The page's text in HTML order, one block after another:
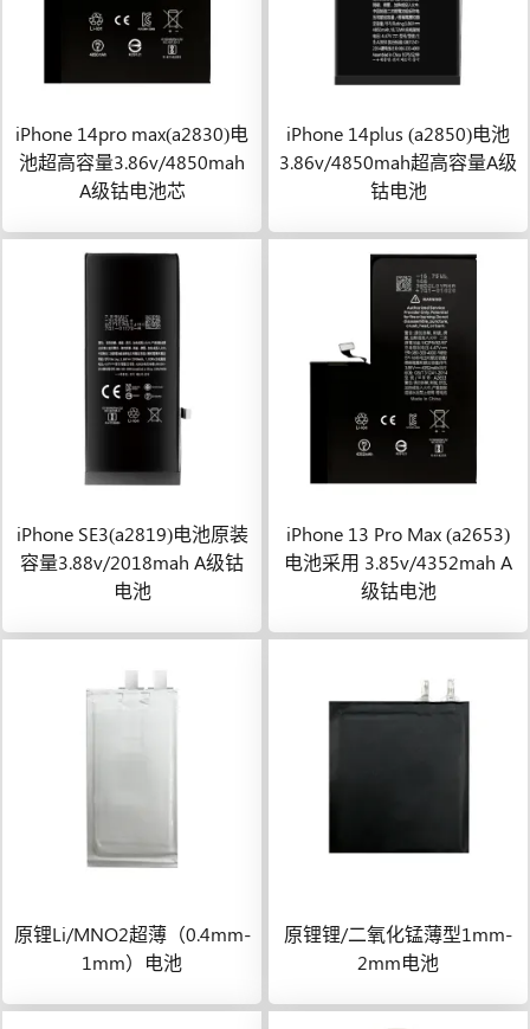
iPhone 14pro max(a2830)电
池超高容量3.86v/4850mah
A级钴电池芯
iPhone 14plus (a2850)电池
3.86v/4850mah超高容量A级
钴电池
iPhone SE3(a2819)电池原装
容量3.88v/2018mah A级钴
电池
iPhone 13 Pro Max (a2653)
电池采用 3.85v/4352mah A
级钴电池
原锂Li/MNO2超薄（0.4mm-
1mm）电池
原锂锂/二氧化锰薄型1mm-
2mm电池